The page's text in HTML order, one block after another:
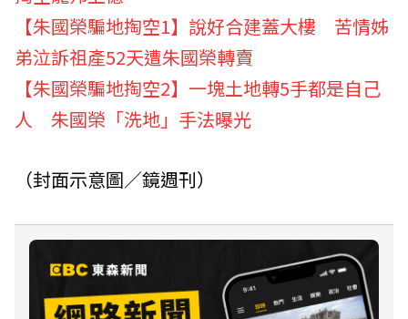
【朱國榮騙地掏空1】說好合建蓋大樓 苦情姊
弟泣訴祖產52天遭朱國榮轉賣
【朱國榮騙地掏空2】一塊土地轉5手都是自己
人 朱國榮「洗地」手法曝光
（封面示意圖／鏡週刊）